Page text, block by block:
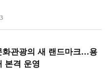
화관광의 새 랜드마크…용
본격 운영